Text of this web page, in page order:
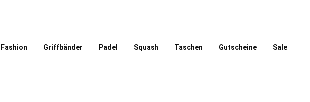
Fashion Griffbänder Padel Squash Taschen Gutscheine Sale